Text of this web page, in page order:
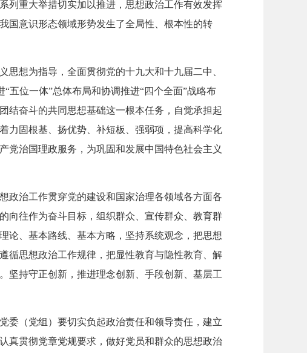
列重大举措切实加以推进，思想政治工作有效发挥
国意识形态领域形势发生了全局性、根本性的转
思想为指导，全面贯彻党的十九大和十九届二中、
五位一体”总体布局和协调推进“四个全面”战略布
结奋斗的共同思想基础这一根本任务，自觉承担起
力固根基、扬优势、补短板、强弱项，提高科学化
党治国理政服务，为巩固和发展中国特色社会主义
政治工作贯穿党的建设和国家治理各领域各方面各
向往作为奋斗目标，组织群众、宣传群众、教育群
论、基本路线、基本方略，坚持系统观念，把思想
循思想政治工作规律，把显性教育与隐性教育、解
坚持守正创新，推进理念创新、手段创新、基层工
委（党组）要切实负起政治责任和领导责任，建立
真贯彻党章党规要求，做好党员和群众的思想政治